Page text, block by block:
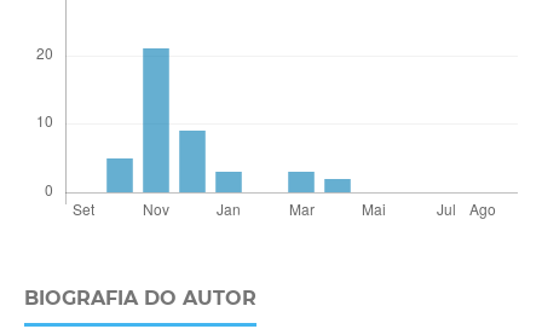
BIOGRAFIA DO AUTOR